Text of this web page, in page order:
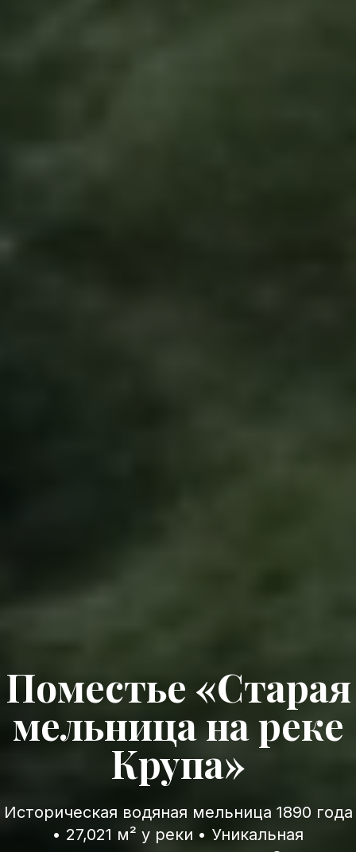
Поместье «Старая
мельница на реке
Крупа»
Историческая водяная мельница 1890 года
• 27,021 м² у реки • Уникальная